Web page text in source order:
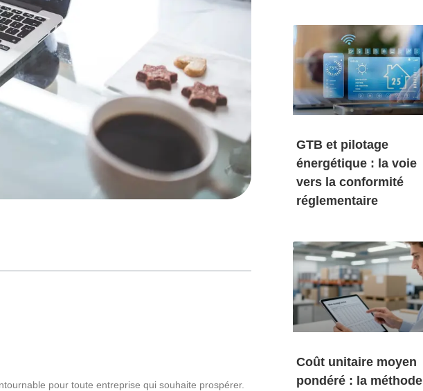
pour toute entreprise qui souhaite prospérer.
GTB et pilotage
énergétique : la voie
vers la conformité
réglementaire
Coût unitaire moyen
pondéré : la méthode